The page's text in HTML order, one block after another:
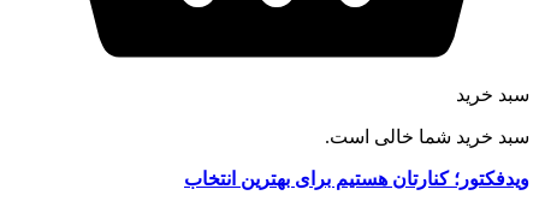
سبد خرید
سبد خرید شما خالی است.
ویدفکتور؛ کنارتان هستیم برای بهترین انتخاب